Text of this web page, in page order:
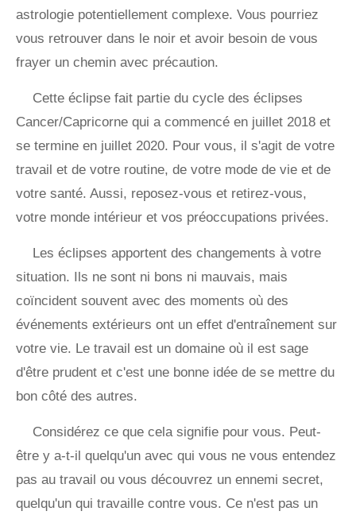
astrologie potentiellement complexe. Vous pourriez
vous retrouver dans le noir et avoir besoin de vous
frayer un chemin avec précaution.
Cette éclipse fait partie du cycle des éclipses
Cancer/Capricorne qui a commencé en juillet 2018 et
se termine en juillet 2020. Pour vous, il s'agit de votre
travail et de votre routine, de votre mode de vie et de
votre santé. Aussi, reposez-vous et retirez-vous,
votre monde intérieur et vos préoccupations privées.
Les éclipses apportent des changements à votre
situation. Ils ne sont ni bons ni mauvais, mais
coïncident souvent avec des moments où des
événements extérieurs ont un effet d'entraînement sur
votre vie. Le travail est un domaine où il est sage
d'être prudent et c'est une bonne idée de se mettre du
bon côté des autres.
Considérez ce que cela signifie pour vous. Peut-
être y a-t-il quelqu'un avec qui vous ne vous entendez
pas au travail ou vous découvrez un ennemi secret,
quelqu'un qui travaille contre vous. Ce n'est pas un